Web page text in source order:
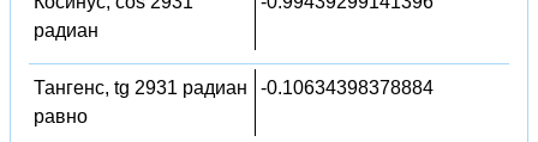
радиан
Тангенс, tg 2931 радиан
равно
-0.10634398378884